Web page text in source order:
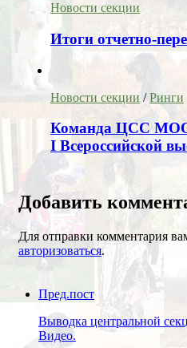
Новости секции
Итоги отчетно-
Новости секции /Ринги
Команда ЦСС
I Всероссийской
Добавить
Для отправки комментария
авторизоваться.
Пред.пост
Выводка центральной
Видео.